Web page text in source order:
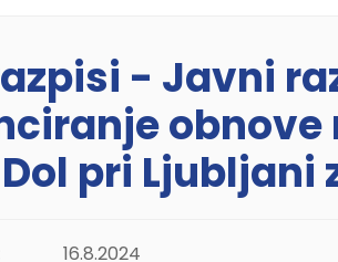
- Javni
pri Ljubljani
16.8.2024